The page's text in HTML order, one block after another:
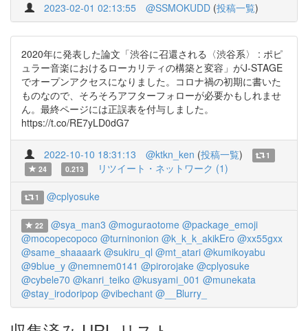
2023-02-01 02:13:55 @SSMOKUDD (投稿一覧)
2020年に発表した論文「渋谷に召還される〈渋谷系〉 : ポピ
ュラー音楽におけるローカリティの構築と変容」がJ-STAGE
でオープンアクセスになりました。コロナ禍の初期に書いた
ものなので、そろそろアフターフォローが必要かもしれませ
ん。最終ページには正誤表を付与しました。
https://t.co/RE7yLD0dG7
2022-10-10 18:31:13 @ktkn_ken (投稿一覧)
1
24
0.213 リツイート・ネットワーク (1)
1 @cplyosuke
22 @sya_man3 @moguraotome @package_emoji
@mocopecopoco @turninonion @k_k_k_akikEro @xx55gxx
@same_shaaaark @sukiru_ql @mt_atari @kumikoyabu
@9blue_y @nemnem0141 @pirorojake @cplyosuke
@cybele70 @kanri_teiko @kusyami_001 @munekata
@stay_irodoripop @vibechant @__Blurry_